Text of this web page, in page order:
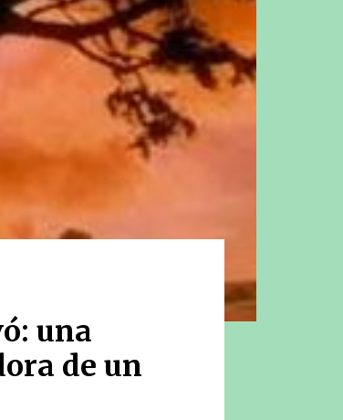
una
de un